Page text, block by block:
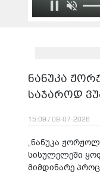
ნანუკა
საჯაროდ
15:09 / 09-07-2026
„ნანუკა
სისულელეში
მიმდინარე